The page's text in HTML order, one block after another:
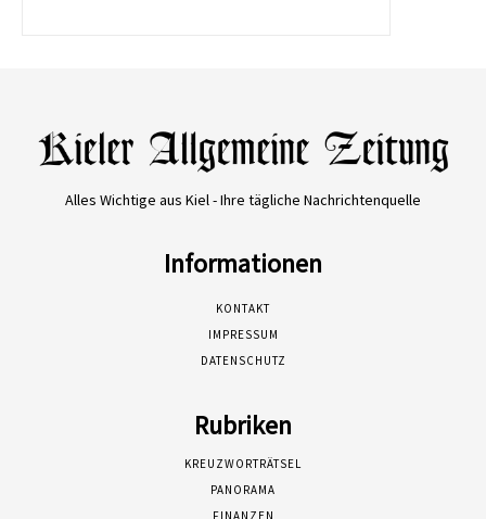
Alles Wichtige aus Kiel - Ihre tägliche Nachrichtenquelle
Informationen
KONTAKT
IMPRESSUM
DATENSCHUTZ
Rubriken
KREUZWORTRÄTSEL
PANORAMA